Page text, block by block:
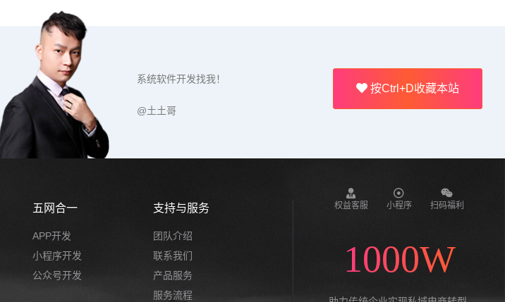
按Ctrl+D收藏本站
系统软件开发找我！
@土土哥
五网合一
APP开发
小程序开发
公众号开发
支持与服务
团队介绍
联系我们
产品服务
服务流程
权益客服 小程序 扫码福利
1000W